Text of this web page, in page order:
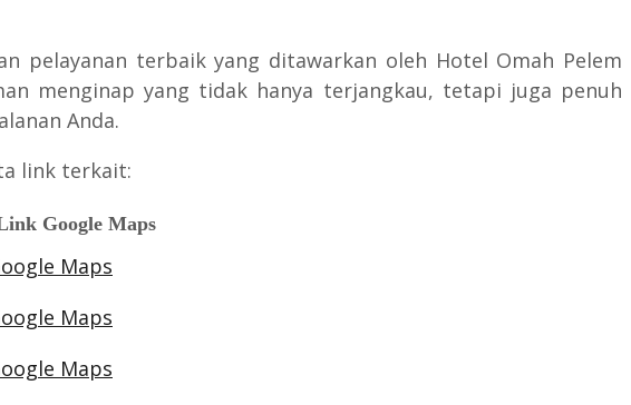
pelayanan terbaik yang ditawarkan oleh Hotel Omah Pelem
menginap yang tidak hanya terjangkau, tetapi juga penuh
Anda.
link terkait:
Google Maps
Maps
Maps
Maps